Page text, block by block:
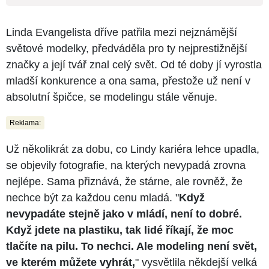
Linda Evangelista dříve patřila mezi nejznámější
světové modelky, předváděla pro ty nejprestižnější
značky a její tvář znal celý svět. Od té doby jí vyrostla
mladší konkurence a ona sama, přestože už není v
absolutní špičce, se modelingu stále věnuje.
Reklama:
Už několikrát za dobu, co Lindy kariéra lehce upadla,
se objevily fotografie, na kterých nevypadá zrovna
nejlépe. Sama přiznává, že stárne, ale rovněž, že
nechce být za každou cenu mladá. "Když
nevypadáte stejně jako v mládí, není to dobré.
Když jdete na plastiku, tak lidé říkají, že moc
tlačíte na pilu. To nechci. Ale modeling není svět,
ve kterém můžete vyhrát," vysvětlila někdejší velká